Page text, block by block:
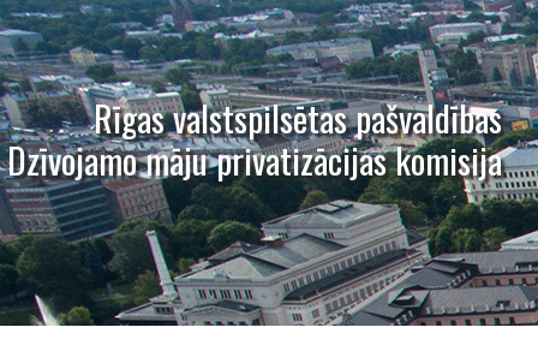
Rīgas valstspilsētas pašvaldības
Dzīvojamo māju privatizācijas komisija